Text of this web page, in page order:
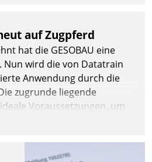
auf Zugpferd
hat die GESOBAU eine
wird die von Datatrain
Anwendung durch die
zugrunde liegende
Voraussetzungen, um
zu erweitern und weitere